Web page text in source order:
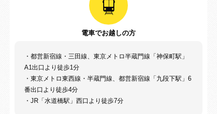
電車でお越しの方
・都営新宿線・三田線、東京メトロ半蔵門線「神保町駅」
A1出口より徒歩1分
・東京メトロ東西線・半蔵門線、都営新宿線「九段下駅」6
番出口より徒歩4分
・JR「水道橋駅」西口より徒歩7分